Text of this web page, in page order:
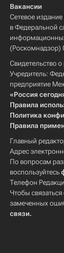
Вакансии
Сетевое
в Федеральной
(Роскомнадзор)
Свидетельство
Учредитель:
предприятие
«Россия
Правила
Политика
Правила
Главный
Адрес
По вопросам
воспользуйтесь
Телефон
Чтобы
замеченных
связи.